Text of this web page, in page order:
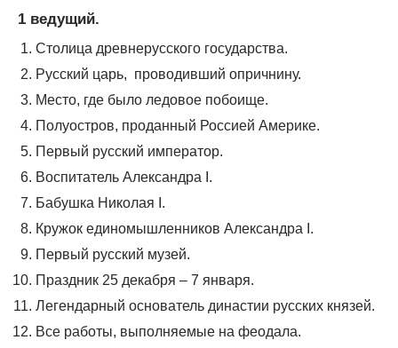
1 ведущий.
Столица древнерусского государства.
Русский царь, проводивший опричнину.
Место, где было ледовое побоище.
Полуостров, проданный Россией Америке.
Первый русский император.
Воспитатель Александра I.
Бабушка Николая I.
Кружок единомышленников Александра I.
Первый русский музей.
Праздник 25 декабря – 7 января.
Легендарный основатель династии русских князей.
Все работы, выполняемые на феодала.